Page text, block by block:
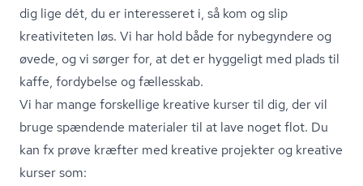
dig lige dét, du er interesseret i, så kom og slip
kreativiteten løs. Vi har hold både for nybegyndere og
øvede, og vi sørger for, at det er hyggeligt med plads til
kaffe, fordybelse og fællesskab.
Vi har mange forskellige kreative kurser til dig, der vil
bruge spændende materialer til at lave noget flot. Du
kan fx prøve kræfter med kreative projekter og kreative
kurser som: